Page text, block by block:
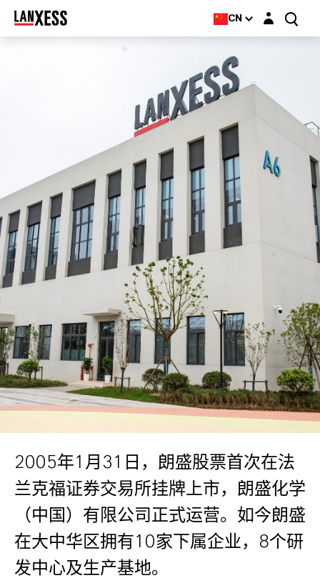
CN Login layer
2005年1 月 31 日，朗盛股票首次在法
兰克福证券交易所挂牌上市，朗盛化学
（中国）有限公司正式运营。如今朗盛
在大中华区拥有10家下属企业，8个研
发中心及生产基地。